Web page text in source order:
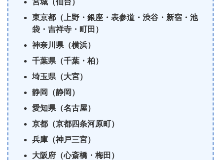
東京都（上野・銀座・表参道・渋谷・新宿・池
袋・吉祥寺・町田）
神奈川県（横浜）
千葉県（千葉・柏）
埼玉県（大宮）
静岡（静岡）
愛知県（名古屋）
京都（京都四条河原町）
兵庫（神戸三宮）
大阪府（心斎橋・梅田）